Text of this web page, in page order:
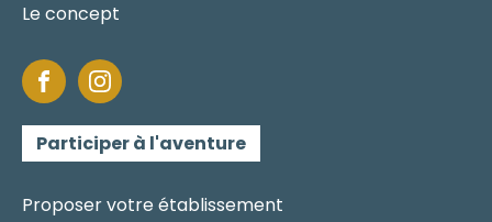
Le concept
Participer à l'aventure
Proposer votre établissement